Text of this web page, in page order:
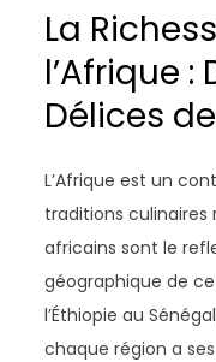
La
l’Afrique :
Délices
L’Afrique est un
traditions culinaires
africains sont le
géographique de
l’Éthiopie au
chaque région a